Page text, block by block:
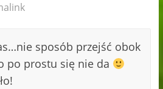
sposób przejść obok
po prostu się nie da